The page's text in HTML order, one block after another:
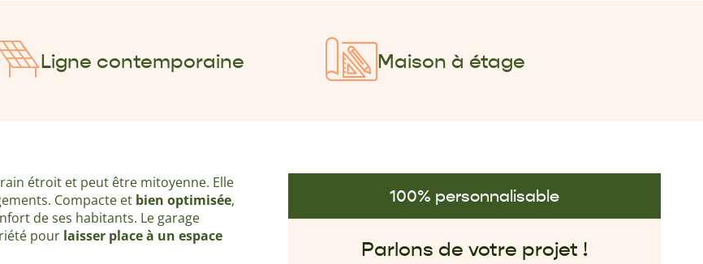
Ligne contemporaine Maison à étage
étroit et peut être mitoyenne. Elle
Compacte et bien optimisée,
de ses habitants. Le garage
pour laisser place à un espace
100% personnalisable
Parlons de votre projet !